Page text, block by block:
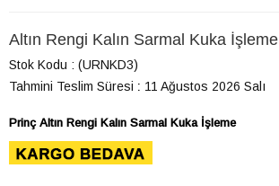
Altın Rengi Kalın Sarmal Kuka İşleme
Stok Kodu
(URNKD3)
Tahmini Teslim Süresi : 11 Ağustos 2026 Salı
Prinç Altın Rengi Kalın Sarmal Kuka İşleme